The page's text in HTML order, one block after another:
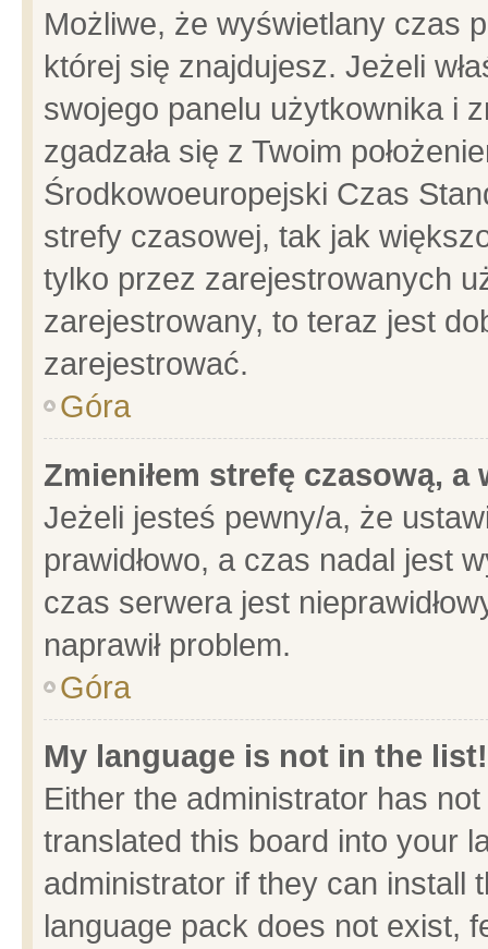
Możliwe, że wyświetlany czas
której się znajdujesz. Jeżeli
swojego panelu użytkownika i
zgadzała się z Twoim
Środkowoeuropejski Czas
strefy czasowej, tak jak
tylko przez zarejestrowanych
zarejestrowany, to teraz jest
zarejestrować.
Góra
Zmieniłem strefę czasową,
Jeżeli jesteś pewny/a, że
prawidłowo, a czas nadal jest
czas serwera jest
naprawił problem.
Góra
My language is not in the list!
Either the administrator has
translated this board into your
administrator if they can install
language pack does not exist,